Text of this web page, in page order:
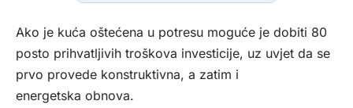
Ako je kuća oštećena u potresu moguće je dobiti 80
posto prihvatljivih troškova investicije, uz uvjet da se
prvo provede konstruktivna, a zatim i
energetska obnova.